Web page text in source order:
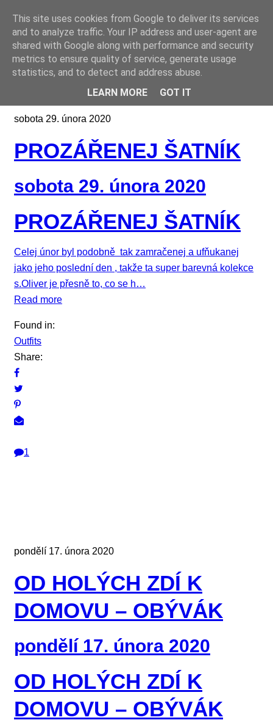
Online casino CZ
sobota 29. února 2020
PROZÁŘENEJ ŠATNÍK
sobota 29. února 2020
PROZÁŘENEJ ŠATNÍK
Celej únor byl podobně tak zamračenej a ufňukanej
jako jeho poslední den , takže ta super barevná kolekce
s.Oliver je přesně to, co se h…
Read more
Found in:
Outfits
Share:
1
pondělí 17. února 2020
OD HOLÝCH ZDÍ K
DOMOVU – OBÝVÁK
pondělí 17. února 2020
OD HOLÝCH ZDÍ K
DOMOVU – OBÝVÁK
This site uses cookies from Google to deliver its services
and to analyze traffic. Your IP address and user-agent are
shared with Google along with performance and security
metrics to ensure quality of service, generate usage
statistics, and to detect and address abuse.
LEARN MORE
GOT IT